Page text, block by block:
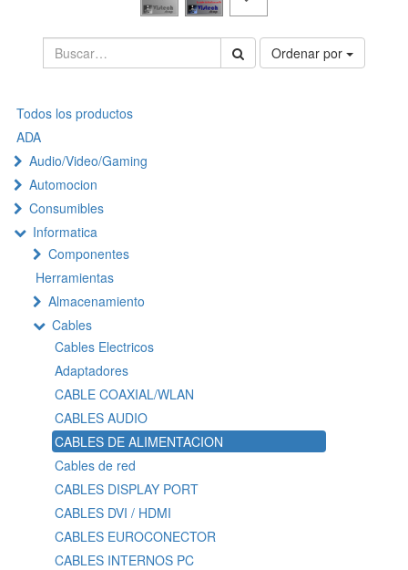
Ordenar por
Todos los productos
ADA
Audio/Video/Gaming
Automocion
Consumibles
Informatica
Componentes
Herramientas
Almacenamiento
Cables
Cables Electricos
Adaptadores
CABLE COAXIAL/WLAN
CABLES AUDIO
CABLES DE ALIMENTACION
Cables de red
CABLES DISPLAY PORT
CABLES DVI / HDMI
CABLES EUROCONECTOR
CABLES INTERNOS PC